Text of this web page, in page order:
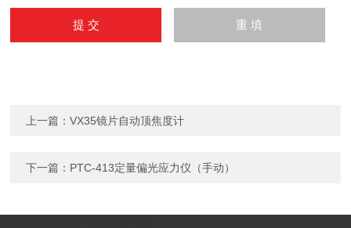
上一篇：VX35镜片自动顶焦度计
下一篇： PTC-413定量偏光应力仪（手动）